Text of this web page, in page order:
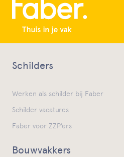
Schilders
Werken als schilder bij Faber
Schilder vacatures
Faber voor ZZP’ers
Bouwvakkers